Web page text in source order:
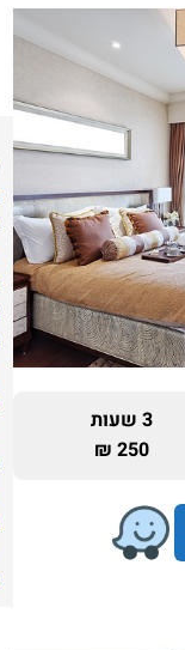
3 שעות
250 ₪